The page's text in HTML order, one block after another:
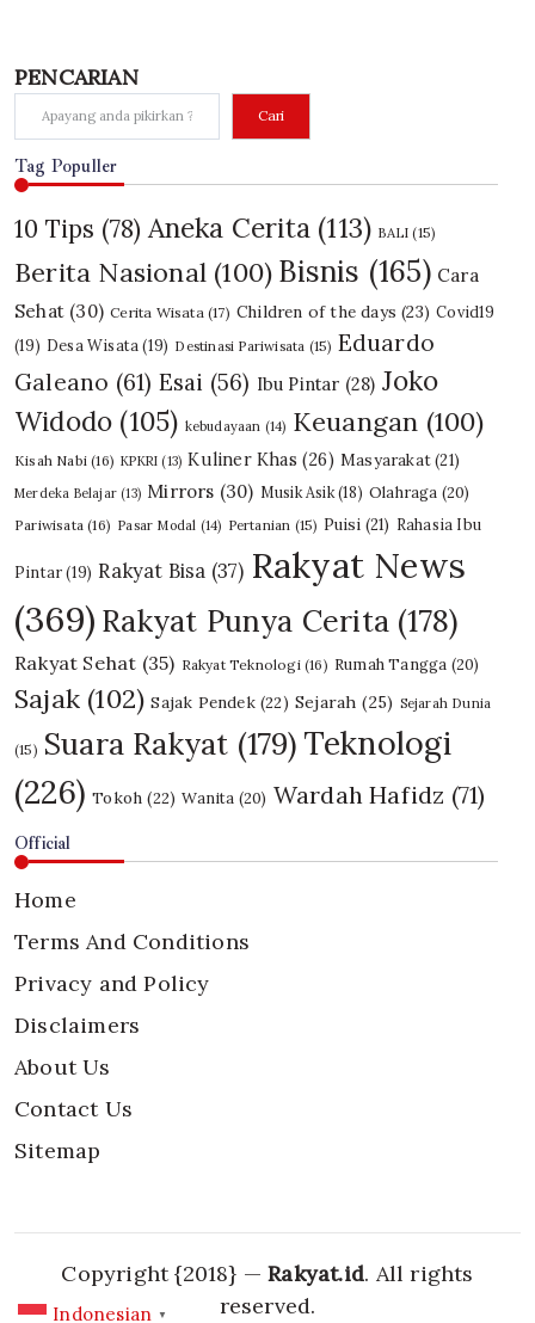
PENCARIAN
Cari
Tag Populler
10 Tips (78) Aneka Cerita (113) BALI (15)
Berita Nasional (100) Bisnis (165) Cara
Sehat (30) Cerita Wisata (17) Children of the days (23) Covid19
(19) Desa Wisata (19) Destinasi Pariwisata (15) Eduardo
Galeano (61) Esai (56) Ibu Pintar (28) Joko
Widodo (105) kebudayaan (14) Keuangan (100)
Kisah Nabi (16) KPKRI (13) Kuliner Khas (26) Masyarakat(21)
Merdeka Belajar (13) Mirrors (30) Musik Asik(18) Olahraga (20)
Pariwisata (16) Pasar Modal (14) Pertanian (15) Puisi (21) Rahasia Ibu
Pintar(19) Rakyat Bisa (37) Rakyat News
(369) Rakyat Punya Cerita (178)
Rakyat Sehat (35) Rakyat Teknologi(16) Rumah Tangga (20)
Sajak (102) Sajak Pendek(22) Sejarah (25) Sejarah Dunia
(15) Suara Rakyat (179) Teknologi
(226) Tokoh (22) Wanita (20) Wardah Hafidz (71)
Official
Home
Terms And Conditions
Privacy and Policy
Disclaimers
About Us
Contact Us
Sitemap
Copyright {2018} —Rakyat.id. All rights
reserved.
Indonesian ▼